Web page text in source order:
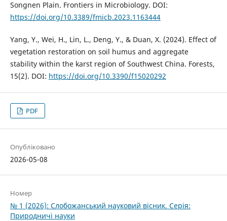
Songnen Plain. Frontiers in Microbiology. DOI:
https://doi.org/10.3389/fmicb.2023.1163444
Yang, Y., Wei, H., Lin, L., Deng, Y., & Duan, X. (2024). Effect of
vegetation restoration on soil humus and aggregate
stability within the karst region of Southwest China. Forests,
15(2). DOI: https://doi.org/10.3390/f15020292
PDF
Опубліковано
2026-05-08
Номер
№ 1 (2026): Слобожанський науковий вісник. Серія:
Природничі науки